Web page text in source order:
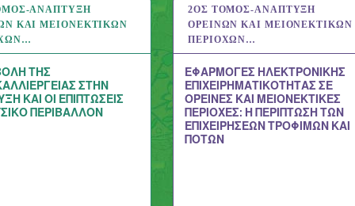
ΑΝΆΠΤΥΞΗ
ΚΑΙ ΜΕΙΟΝΕΚΤΙΚΏΝ
ΤΗΣ
ΣΤΗΝ
ΚΑΙ ΟΙ ΕΠΙΠΤΩΣΕΙΣ
ΠΕΡΙΒΑΛΛΟΝ
2ΟΣ ΤΌΜΟΣ-ΑΝΆΠΤΥΞΗ
ΟΡΕΙΝΏΝ ΚΑΙ ΜΕΙΟΝΕΚΤΙΚΏΝ
ΠΕΡΙΟΧΏΝ…
ΕΦΑΡΜΟΓΕΣ ΗΛΕΚΤΡΟΝΙΚΗΣ
ΕΠΙΧΕΙΡΗΜΑΤΙΚΟΤΗΤΑΣ ΣΕ
ΟΡΕΙΝΕΣ ΚΑΙ ΜΕΙΟΝΕΚΤΙΚΕΣ
ΠΕΡΙΟΧΕΣ: Η ΠΕΡΙΠΤΩΣΗ ΤΩΝ
ΕΠΙΧΕΙΡΗΣΕΩΝ ΤΡΟΦΙΜΩΝ ΚΑΙ
ΠΟΤΩΝ
11 ΑΥΓ 2020